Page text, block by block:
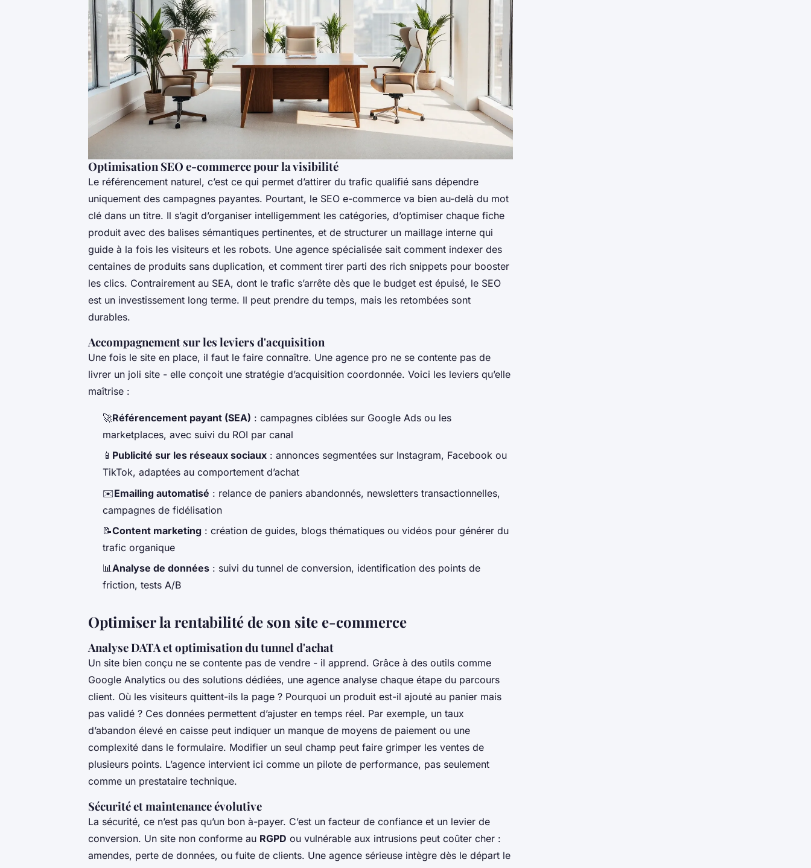
Optimisation SEO e-commerce pour la visibilité
Le référencement naturel, c’est ce qui permet d’attirer du trafic qualifié sans dépendre
uniquement des campagnes payantes. Pourtant, le SEO e-commerce va bien au-delà du mot
clé dans un titre. Il s’agit d’organiser intelligemment les catégories, d’optimiser chaque fiche
produit avec des balises sémantiques pertinentes, et de structurer un maillage interne qui
guide à la fois les visiteurs et les robots. Une agence spécialisée sait comment indexer des
centaines de produits sans duplication, et comment tirer parti des rich snippets pour booster
les clics. Contrairement au SEA, dont le trafic s’arrête dès que le budget est épuisé, le SEO
est un investissement long terme. Il peut prendre du temps, mais les retombées sont
durables.
Accompagnement sur les leviers d'acquisition
Une fois le site en place, il faut le faire connaître. Une agence pro ne se contente pas de
livrer un joli site - elle conçoit une stratégie d’acquisition coordonnée. Voici les leviers qu’elle
maîtrise :
🚀Référencement payant (SEA) : campagnes ciblées sur Google Ads ou les
marketplaces, avec suivi du ROI par canal
📱 Publicité sur les réseaux sociaux : annonces segmentées sur Instagram, Facebook ou
TikTok, adaptées au comportement d’achat
✉️Emailing automatisé : relance de paniers abandonnés, newsletters transactionnelles,
campagnes de fidélisation
📝Content marketing : création de guides, blogs thématiques ou vidéos pour générer du
trafic organique
📊Analyse de données : suivi du tunnel de conversion, identification des points de
friction, tests A/B
Optimiser la rentabilité de son site e-commerce
Analyse DATA et optimisation du tunnel d'achat
Un site bien conçu ne se contente pas de vendre - il apprend. Grâce à des outils comme
Google Analytics ou des solutions dédiées, une agence analyse chaque étape du parcours
client. Où les visiteurs quittent-ils la page ? Pourquoi un produit est-il ajouté au panier mais
pas validé ? Ces données permettent d’ajuster en temps réel. Par exemple, un taux
d’abandon élevé en caisse peut indiquer un manque de moyens de paiement ou une
complexité dans le formulaire. Modifier un seul champ peut faire grimper les ventes de
plusieurs points. L’agence intervient ici comme un pilote de performance, pas seulement
comme un prestataire technique.
Sécurité et maintenance évolutive
La sécurité, ce n’est pas qu’un bon à-payer. C’est un facteur de confiance et un levier de
conversion. Un site non conforme au RGPD ou vulnérable aux intrusions peut coûter cher :
amendes, perte de données, ou fuite de clients. Une agence sérieuse intègre dès le départ le